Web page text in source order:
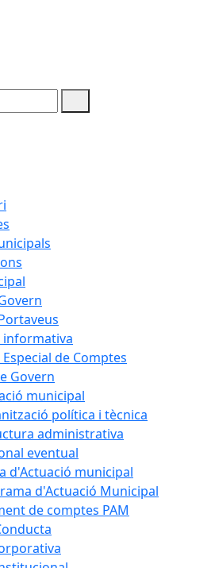
informativa
de Comptes
Govern
municipal
política i tècnica
administrativa
eventual
d'Actuació municipal
d'Actuació Municipal
de comptes PAM